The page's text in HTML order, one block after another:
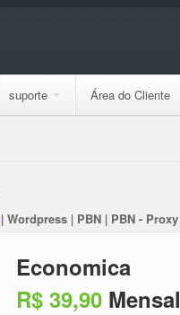
suporte Área do Cliente
| Wordpress | PBN | PBN - Proxy
Economica
R$ 39,90 Mensal